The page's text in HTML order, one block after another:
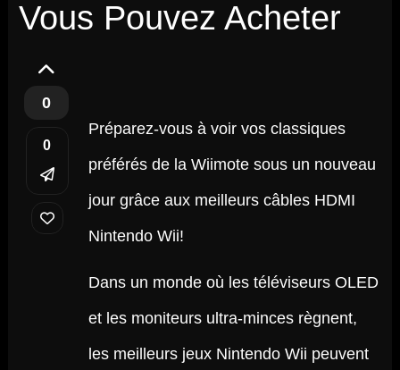
Vous Pouvez Acheter
0
0
Préparez-vous à voir vos classiques
préférés de la Wiimote sous un nouveau
jour grâce aux meilleurs câbles HDMI
Nintendo Wii!
Dans un monde où les téléviseurs OLED
et les moniteurs ultra-minces règnent,
les meilleurs jeux Nintendo Wii peuvent